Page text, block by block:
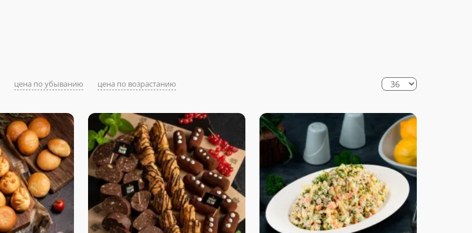
цена по убыванию цена по возрастанию